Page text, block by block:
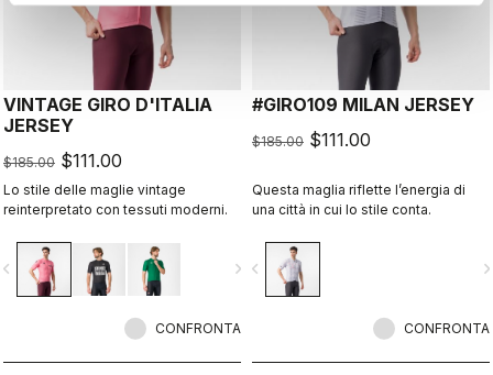
VINTAGE GIRO D'ITALIA
JERSEY
$185.00 $111.00
Lo stile delle maglie vintage
reinterpretato con tessuti moderni.
navigate_next
CONFRONTA
#GIRO109 MILAN JERSEY
$185.00 $111.00
Questa maglia riflette l’energia di
una città in cui lo stile conta.
navigate_before
CONFRONTA